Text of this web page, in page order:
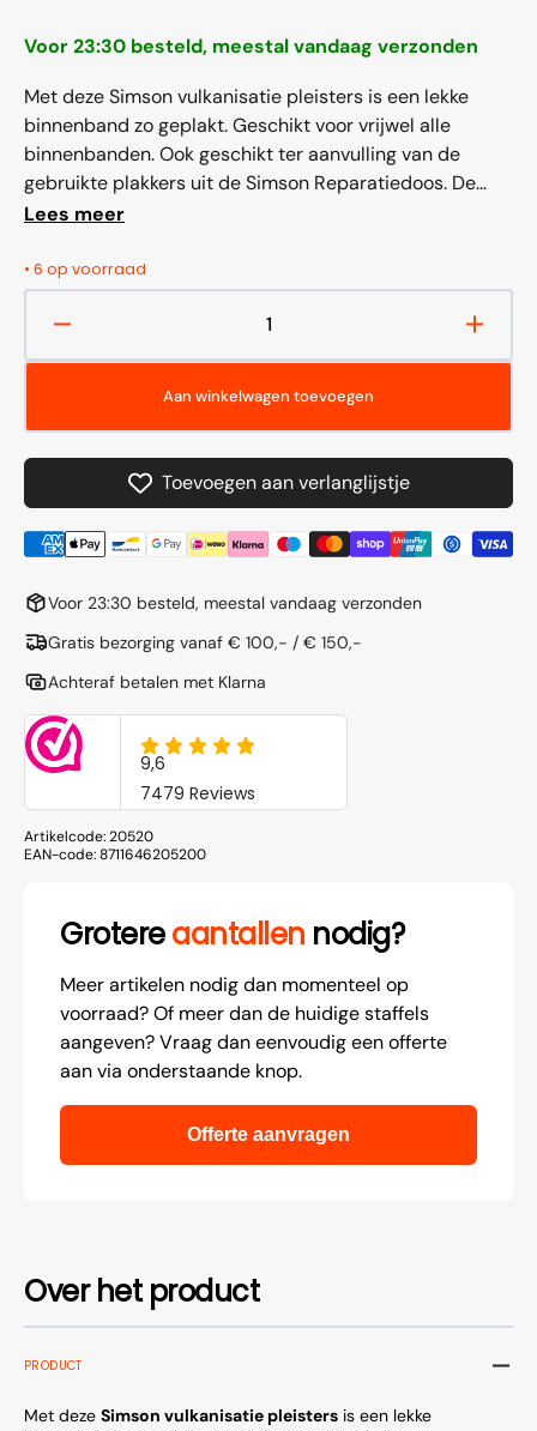
Over het product
PRODUCT
Met deze Simson vulkanisatie pleisters is een lekke
Voor 23:30 besteld, meestal vandaag verzonden
Met deze Simson vulkanisatie pleisters is een lekke
binnenband zo geplakt. Geschikt voor vrijwel alle
binnenbanden. Ook geschikt ter aanvulling van de
gebruikte plakkers uit de Simson Reparatiedoos. De
inhoud bestaat uit 8 stuks binnenbandpleisters van
Lees meer
• 6 op voorraad
verlagen
Binnenbandpleisters
16mm
stuks)
Aantal
16mm
stuks)
Aan winkelwagen toevoegen
Toevoegen aan verlanglijstje
Voor 23:30 besteld, meestal vandaag verzonden
Gratis bezorging vanaf € 100,- / € 150,-
Achteraf betalen met Klarna
Artikelcode:20520
EAN-code:8711646205200
Grotereaantallen nodig?
Meer artikelen nodig dan momenteel op
voorraad? Of meer dan de huidige staffels
aangeven? Vraag dan eenvoudig een offerte
aan via onderstaande knop.
Offerte aanvragen